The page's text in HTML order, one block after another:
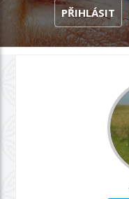
PŘIHLÁSIT